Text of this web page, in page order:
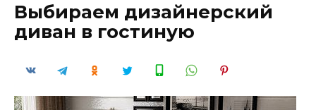
Выбираем дизайнерский
диван в гостиную